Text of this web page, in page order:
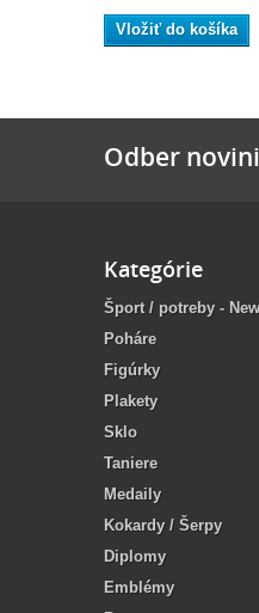
Vložiť do košíka
Odber
Kategórie
Šport / potreby - New
Poháre
Figúrky
Plakety
Sklo
Taniere
Medaily
Kokardy / Šerpy
Diplomy
Emblémy